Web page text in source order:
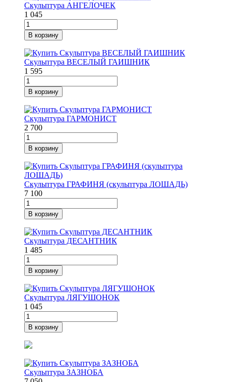
Скульптура АНГЕЛОЧЕК
1 045
В корзину
Скульптура ВЕСЕЛЫЙ ГАИШНИК
1 595
В корзину
Скульптура ГАРМОНИСТ
2 700
В корзину
Скульптура ГРАФИНЯ (скульптура ЛОШАДЬ)
7 100
В корзину
Скульптура ДЕСАНТНИК
1 485
В корзину
Скульптура ЛЯГУШОНОК
1 045
В корзину
Скульптура ЗАЗНОБА